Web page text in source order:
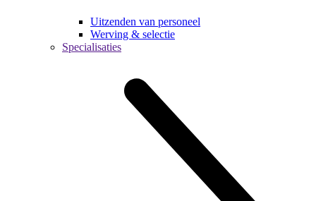
Uitzenden van personeel
Werving & selectie
Specialisaties